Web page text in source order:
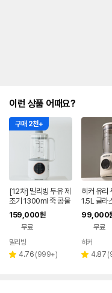
이런 상품 어때요?
구매 2천+
[12차] 밀리빙 두유 제
조기 1300ml 죽 콩물
두유기 이유식 메이커
159,000원
무료
페이
밀리빙
별 4.76 리
(999+)
히커 유리
1.5L 글라
제조기 메
99,000
무료
페이
히커
별 4.87 리
(